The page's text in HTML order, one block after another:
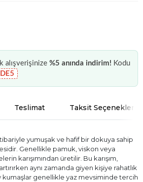
alışverişinize %5 anında indirim! Kodu
Teslimat Taksit Seçenekleri
yumuşak ve hafif bir dokuya sahip
Genellikle pamuk, viskon veya
karışımından üretilir. Bu karışım,
artırırken aynı zamanda giyen kişiye rahatlık
kumaşlar genellikle yaz mevsiminde tercih